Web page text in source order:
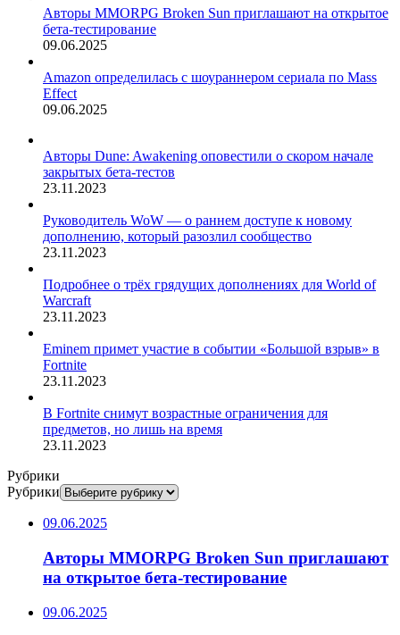
Авторы MMORPG Broken Sun приглашают на открытое
бета-тестирование
09.06.2025
Amazon определилась с шоураннером сериала по Mass
Effect
09.06.2025
Авторы Dune: Awakening оповестили о скором начале
закрытых бета-тестов
23.11.2023
Руководитель WoW — о раннем доступе к новому
дополнению, который разозлил сообщество
23.11.2023
Подробнее о трёх грядущих дополнениях для World of
Warcraft
23.11.2023
Eminem примет участие в событии «Большой взрыв» в
Fortnite
23.11.2023
В Fortnite снимут возрастные ограничения для
предметов, но лишь на время
23.11.2023
Рубрики
Рубрики
09.06.2025
Авторы MMORPG Broken Sun приглашают
на открытое бета-тестирование
09.06.2025